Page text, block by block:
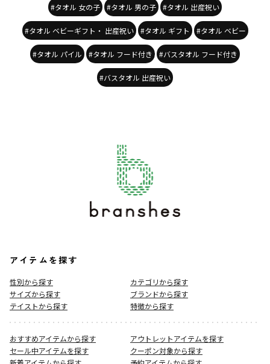
#タオル 女の子 #タオル 男の子 #タオル 出産祝い
#タオル ベビーギフト・ 出産祝い #タオル ギフト #タオル ベビー
#タオル パイル #タオル フード付き #バスタオル フード付き
#バスタオル 出産祝い
アイテムを探す
性別から探す
カテゴリから探す
サイズから探す
ブランドから探す
テイストから探す
特徴から探す
おすすめアイテムから探す
アウトレットアイテムを探す
セール中アイテムを探す
クーポン対象から探す